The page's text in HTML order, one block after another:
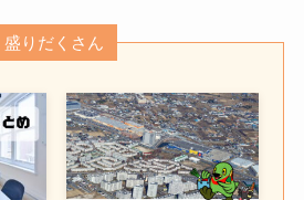
りだくさん